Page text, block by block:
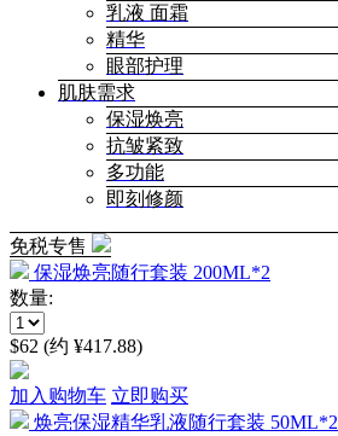
乳液 面霜
精华
眼部护理
肌肤需求
保湿焕亮
抗皱紧致
多功能
即刻修颜
免税专售
保湿焕亮随行套装 200ML*2
数量:
$62 (约 ¥417.88)
加入购物车 立即购买
焕亮保湿精华乳液随行套装 50ML*2